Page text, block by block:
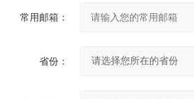
常用邮箱：
省份：